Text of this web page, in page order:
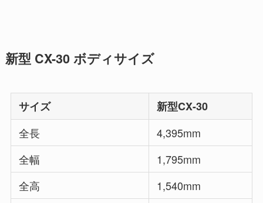
新型 CX-30 ボディサイズ
サイズ
新型CX-30
全長
4,395mm
全幅
1,795mm
全高
1,540mm